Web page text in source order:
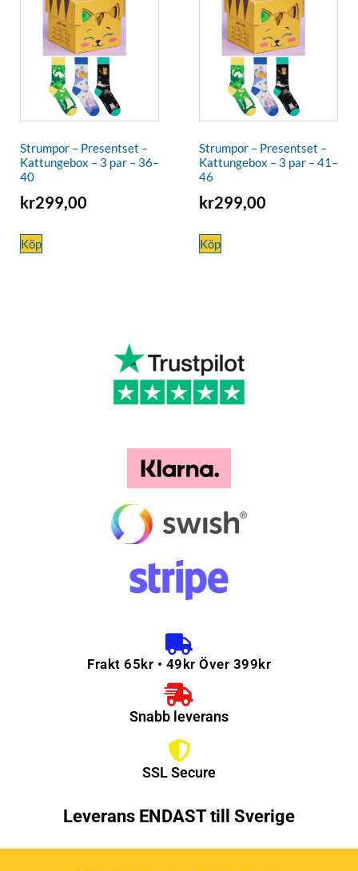
Strumpor – Presentset –
Kattungebox – 3 par – 36–
40
kr299,00
Köp
Strumpor – Presentset –
Kattungebox – 3 par – 41–
46
kr299,00
Köp
Frakt 65kr • 49kr Över 399kr
Snabb leverans
SSL Secure
Leverans ENDAST till Sverige